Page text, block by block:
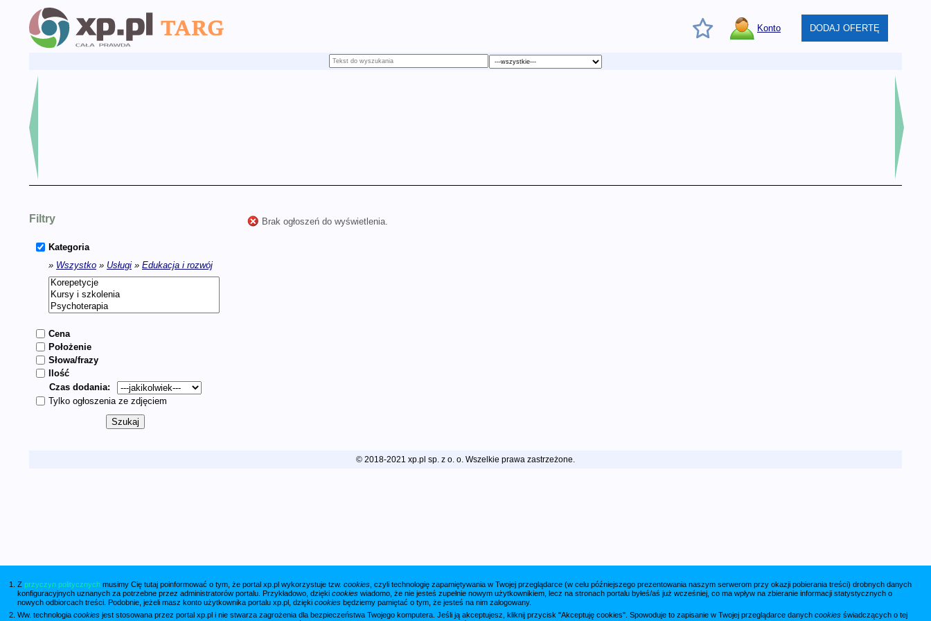
Z przyczyn politycznych musimy Cię tutaj poinformować o tym, że portal xp.pl wykorzystuje tzw. cookies , czyli technologię zapamiętywania w Twojej przeglądarce (w celu późniejszego prezentowania naszym serwerom przy okazji pobierania treści) drobnych danych
konfiguracyjnych uznanych za potrzebne przez administratorów portalu. Przykładowo, dzięki cookies wiadomo, że nie jesteś zupełnie nowym użytkownikiem, lecz na stronach portalu byłeś/aś już wcześniej, co ma wpływ na zbieranie informacji statystycznych o
nowych odbiorcach treści. Podobnie, jeżeli masz konto użytkownika portalu xp.pl, dzięki cookies będziemy pamiętać o tym, że jesteś na nim zalogowany.
Ww. technologia cookies jest stosowana przez portal xp.pl i nie stwarza zagrożenia dla bezpieczeństwa Twojego komputera. Jeśli ją akceptujesz, kliknij przycisk "Akceptuję cookies". Spowoduje to zapisanie w Twojej przeglądarce danych cookies świadczących o tej
Konto DODAJ OFERTĘ
Filtry
Kategoria
» Wszystko » Usługi » Edukacja i rozwój
Cena
Położenie
Słowa/frazy
Ilość
Czas dodania:
Tylko ogłoszenia ze zdjęciem
Brak ogłoszeń do wyświetlenia.
© 2018-2021 xp.pl sp. z o. o. Wszelkie prawa zastrzeżone.